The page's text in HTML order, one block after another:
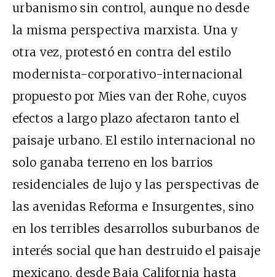
urbanismo sin control, aunque no desde
la misma perspectiva marxista. Una y
otra vez, protestó en contra del estilo
modernista-corporativo-internacional
propuesto por Mies van der Rohe, cuyos
efectos a largo plazo afectaron tanto el
paisaje urbano. El estilo internacional no
solo ganaba terreno en los barrios
residenciales de lujo y las perspectivas de
las avenidas Reforma e Insurgentes, sino
en los terribles desarrollos suburbanos de
interés social que han destruido el paisaje
mexicano, desde Baja California hasta